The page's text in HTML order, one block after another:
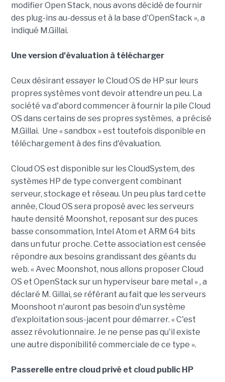
modifier Open Stack, nous avons décidé de fournir
des plug-ins au-dessus et à la base d'OpenStack », a
indiqué M.Gillai.
Une version d'évaluation à télécharger
Ceux désirant essayer le Cloud OS de HP sur leurs
propres systèmes vont devoir attendre un peu. La
société va d'abord commencer à fournir la pile Cloud
OS dans certains de ses propres systèmes, a précisé
M.Gillai. Une « sandbox » est toutefois disponible en
téléchargement à des fins d'évaluation.
Cloud OS est disponible sur les CloudSystem, des
systèmes HP de type convergent combinant
serveur, stockage et réseau. Un peu plus tard cette
année, Cloud OS sera proposé avec les serveurs
haute densité Moonshot, reposant sur des puces
basse consommation, Intel Atom et ARM 64 bits
dans un futur proche. Cette association est censée
répondre aux besoins grandissant des géants du
web. « Avec Moonshot, nous allons proposer Cloud
OS et OpenStack sur un hyperviseur bare metal » , a
déclaré M. Gillai, se référant au fait que les serveurs
Moonshoot n'auront pas besoin d'un système
d'exploitation sous-jacent pour démarrer. « C'est
assez révolutionnaire. Je ne pense pas qu'il existe
une autre disponibilité commerciale de ce type ».
Passerelle entre cloud privé et cloud public HP